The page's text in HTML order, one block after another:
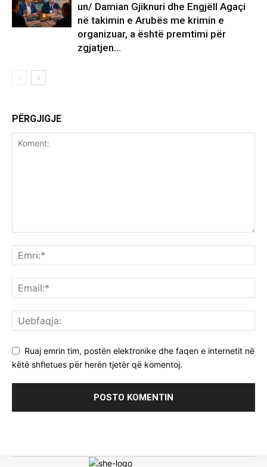
un/ Damian Gjiknuri dhe Engjëll Agaçi
në takimin e Arubës me krimin e
organizuar, a është premtimi për
zgjatjen...
PËRGJIGJE
Ruaj emrin tim, postën elektronike dhe faqen e internetit në
këtë shfletues për herën tjetër që komentoj.